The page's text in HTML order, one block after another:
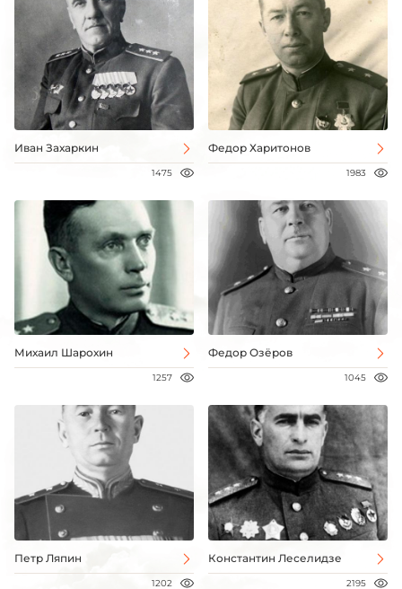
Иван Захаркин
1475
Федор Харитонов
1983
Михаил Шарохин
1257
Федор Озёров
1045
Петр Ляпин
1202
Константин Леселидзе
2195